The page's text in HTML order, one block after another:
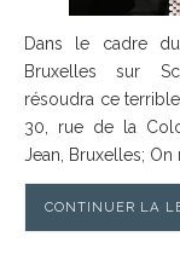
Dans le cadre
Bruxelles sur
résoudra ce
30, rue de la
Jean, Bruxelles; On
CONTINUER LA